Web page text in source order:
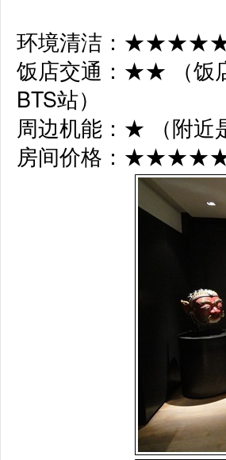
环境清洁：
饭店交通：★★ （饭
BTS站）
周边机能：★ （附近
房间价格：★★★★★